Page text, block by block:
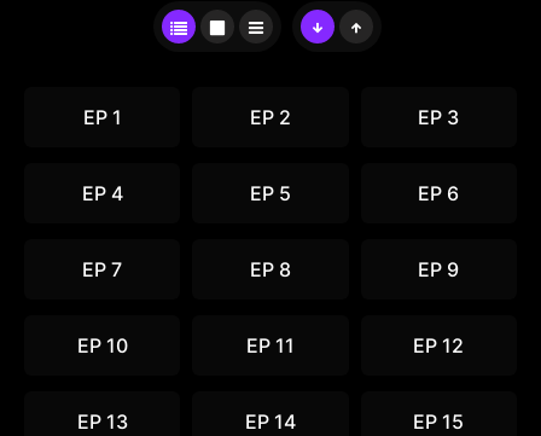
EP 1 EP 2 EP 3
EP 4 EP 5 EP 6
EP 7 EP 8 EP 9
EP 10 EP 11 EP 12
EP 13 EP 14 EP 15